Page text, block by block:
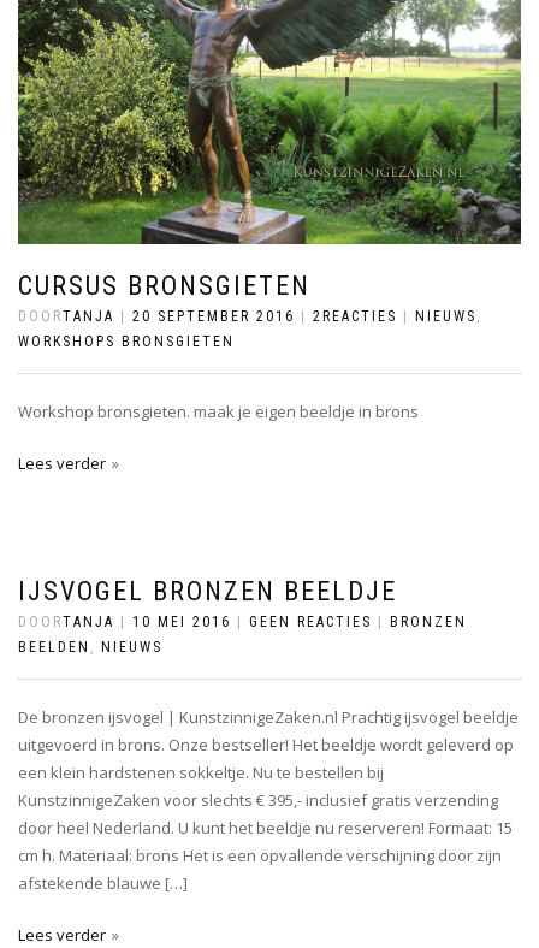
CURSUS BRONSGIETEN
DOORTANJA 20 SEPTEMBER 2016 2REACTIES NIEUWS ,
WORKSHOPS BRONSGIETEN
Workshop bronsgieten. maak je eigen beeldje in brons
Lees verder
IJSVOGEL BRONZEN BEELDJE
DOORTANJA 10 MEI 2016 GEEN REACTIES
BRONZEN
BEELDEN , NIEUWS
De bronzen ijsvogel | KunstzinnigeZaken.nl Prachtig ijsvogel beeldje
uitgevoerd in brons. Onze bestseller! Het beeldje wordt geleverd op
een klein hardstenen sokkeltje. Nu te bestellen bij
KunstzinnigeZaken voor slechts € 395,- inclusief gratis verzending
door heel Nederland. U kunt het beeldje nu reserveren! Formaat: 15
cm h. Materiaal: brons Het is een opvallende verschijning door zijn
afstekende blauwe […]
Lees verder